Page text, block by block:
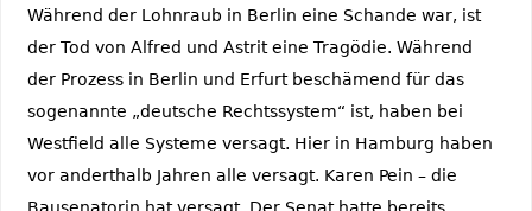
Während der Lohnraub in Berlin eine Schande war, ist
der Tod von Alfred und Astrit eine Tragödie. Während
der Prozess in Berlin und Erfurt beschämend für das
sogenannte „deutsche Rechtssystem“ ist, haben bei
Westfield alle Systeme versagt. Hier in Hamburg haben
vor anderthalb Jahren alle versagt. Karen Pein – die